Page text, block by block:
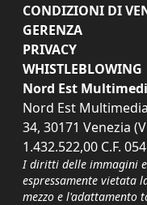
CONDIZIONI DI
GERENZA
PRIVACY
WHISTLEBLOWING
Nord Est
Nord Est
34, 30171 Venezia
1.432.522,00 C.F.
I diritti delle immagini
espressamente vietata
mezzo e l'adattamento